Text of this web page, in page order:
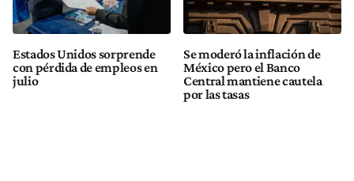
Estados Unidos sorprende
con pérdida de empleos en
julio
Se moderó la inflación de
México pero el Banco
Central mantiene cautela
por las tasas